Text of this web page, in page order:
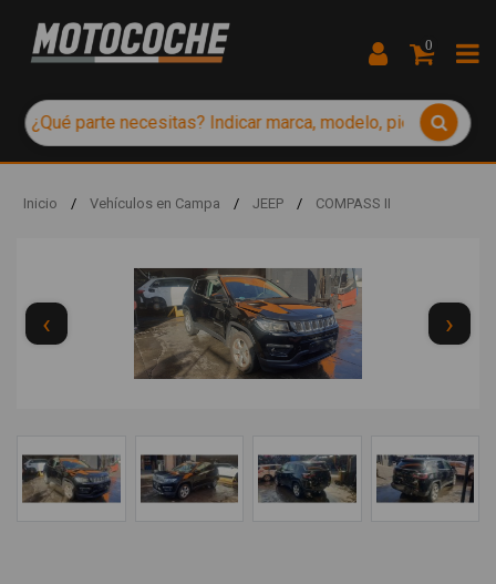
0
Inicio / Vehículos en Campa / JEEP / COMPASS II
‹ ›